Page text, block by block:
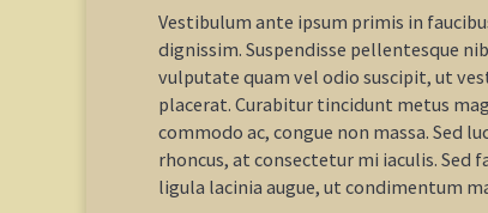
Vestibulum ante ipsum primis in
dignissim. Suspendisse pellentesque
vulputate quam vel odio suscipit, ut
placerat. Curabitur tincidunt metus
commodo ac, congue non massa. Sed
rhoncus, at consectetur mi iaculis. Sed
ligula lacinia augue, ut condimentum